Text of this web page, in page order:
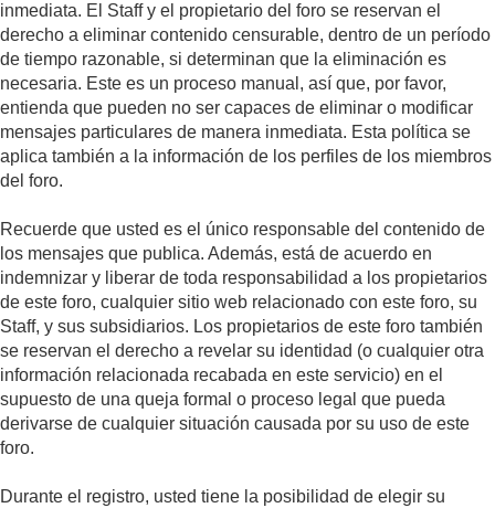
inmediata. El Staff y el propietario del foro se reservan el
derecho a eliminar contenido censurable, dentro de un período
de tiempo razonable, si determinan que la eliminación es
necesaria. Este es un proceso manual, así que, por favor,
entienda que pueden no ser capaces de eliminar o modificar
mensajes particulares de manera inmediata. Esta política se
aplica también a la información de los perfiles de los miembros
del foro.
Recuerde que usted es el único responsable del contenido de
los mensajes que publica. Además, está de acuerdo en
indemnizar y liberar de toda responsabilidad a los propietarios
de este foro, cualquier sitio web relacionado con este foro, su
Staff, y sus subsidiarios. Los propietarios de este foro también
se reservan el derecho a revelar su identidad (o cualquier otra
información relacionada recabada en este servicio) en el
supuesto de una queja formal o proceso legal que pueda
derivarse de cualquier situación causada por su uso de este
foro.
Durante el registro, usted tiene la posibilidad de elegir su